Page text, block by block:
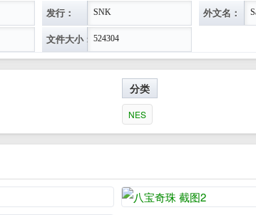
港，到土佐村买钥匙。过土佐村右上方的
村中用钥匙开门，进入楼梯后得金铃。
，在洞内得岚山的尺八。出洞后过洞右
他会跑掉)，打败魔王后过丰前村东方的港
浓城。到信浓城北方的迷路洞窟(其中有
方查得复活果实
发现！
发行： SNK 外文名：
文件大小： 524304
分类
NES